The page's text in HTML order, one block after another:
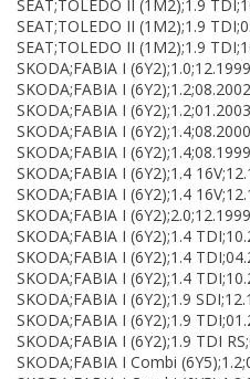
SEAT;TOLEDO II (1M2);1.9
SEAT;TOLEDO II (1M2);1.9
SEAT;TOLEDO II (1M2);1.9
SKODA;FABIA I
SKODA;FABIA I
SKODA;FABIA I
SKODA;FABIA I
SKODA;FABIA I
SKODA;FABIA I (6Y2);1.4
SKODA;FABIA I (6Y2);1.4
SKODA;FABIA I
SKODA;FABIA I (6Y2);1.4
SKODA;FABIA I (6Y2);1.4
SKODA;FABIA I (6Y2);1.4
SKODA;FABIA I (6Y2);1.9
SKODA;FABIA I (6Y2);1.9
SKODA;FABIA I (6Y2);1.9 TDI
SKODA;FABIA I Combi